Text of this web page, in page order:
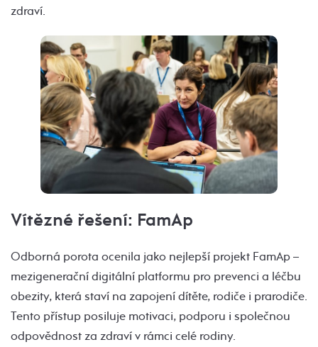
zdraví.
Vítězné řešení: FamAp
Odborná porota ocenila jako nejlepší projekt FamAp –
mezigenerační digitální platformu pro prevenci a léčbu
obezity, která staví na zapojení dítěte, rodiče i prarodiče.
Tento přístup posiluje motivaci, podporu i společnou
odpovědnost za zdraví v rámci celé rodiny.